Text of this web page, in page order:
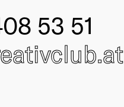
53 51
.at